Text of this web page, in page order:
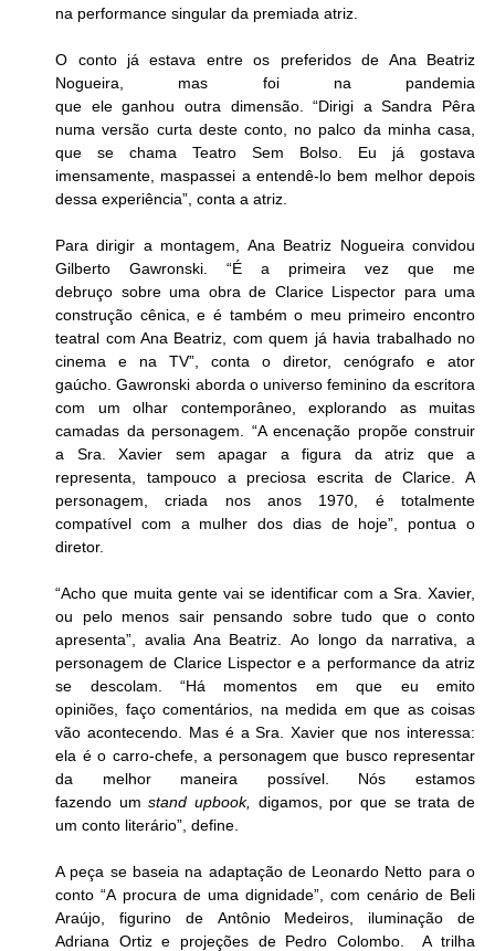
na performance singular da premiada atriz.
O conto já estava entre os preferidos de Ana Beatriz
Nogueira, mas foi na pandemia
que ele ganhou outra dimensão. “Dirigi a Sandra Pêra
numa versão curta deste conto, no palco da minha casa,
que se chama Teatro Sem Bolso. Eu já gostava
imensamente, maspassei a entendê-lo bem melhor depois
dessa experiência”, conta a atriz.
Para dirigir a montagem, Ana Beatriz Nogueira convidou
Gilberto Gawronski. “É a primeira vez que me
debruço sobre uma obra de Clarice Lispector para uma
construção cênica, e é também o meu primeiro encontro
teatral com Ana Beatriz, com quem já havia trabalhado no
cinema e na TV”, conta o diretor, cenógrafo e ator
gaúcho. Gawronski aborda o universo feminino da escritora
com um olhar contemporâneo, explorando as muitas
camadas da personagem. “A encenação propõe construir
a Sra. Xavier sem apagar a figura da atriz que a
representa, tampouco a preciosa escrita de Clarice. A
personagem, criada nos anos 1970, é totalmente
compatível com a mulher dos dias de hoje”, pontua o
diretor.
“Acho que muita gente vai se identificar com a Sra. Xavier,
ou pelo menos sair pensando sobre tudo que o conto
apresenta”, avalia Ana Beatriz. Ao longo da narrativa, a
personagem de Clarice Lispector e a performance da atriz
se descolam. “Há momentos em que eu emito
opiniões, faço comentários, na medida em que as coisas
vão acontecendo. Mas é a Sra. Xavier que nos interessa:
ela é o carro-chefe, a personagem que busco representar
da melhor maneira possível. Nós estamos
fazendo um stand upbook,
digamos, por que se trata de
um conto literário”, define.
A peça se baseia na adaptação de Leonardo Netto para o
conto “A procura de uma dignidade”, com cenário de Beli
Araújo, figurino de Antônio Medeiros, iluminação de
Adriana Ortiz e projeções de Pedro Colombo.  A trilha